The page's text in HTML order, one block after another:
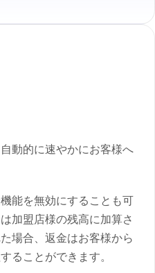
動的に速やかにお客様へ
能を無効にすることも可
加盟店様の残高に加算さ
場合、返金はお客様から
ることができます。